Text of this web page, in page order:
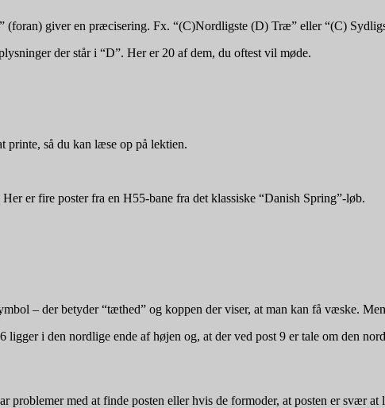
(foran) giver en præcisering. Fx. “(C)Nordligste (D) Træ” eller “(C)
der står i “D”. Her er 20 af dem, du oftest vil møde.
printe, så du kan læse op på lektien.
er fire poster fra en H55-bane fra det klassiske “Danish Spring”-løb.
– der betyder “tæthed” og koppen der viser, at man kan få væske.
i den nordlige ende af højen og, at der ved post 9 er tale om den
problemer med at finde posten eller hvis de formoder, at posten er svær at